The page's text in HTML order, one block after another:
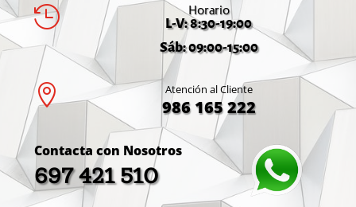
 Horario
L-V: 8:30-19:00
Sáb: 09:00-15:00
 Atención al Cliente
986 165 222
Contacta con Nosotros
697 421 510